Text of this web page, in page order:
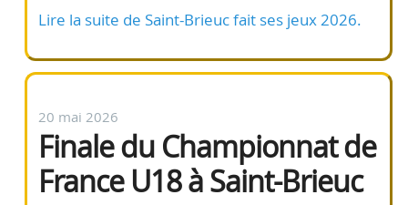
Lire la suite de Saint-Brieuc fait ses jeux 2026.
20 mai 2026
Finale du Championnat de
France U18 à Saint-Brieuc